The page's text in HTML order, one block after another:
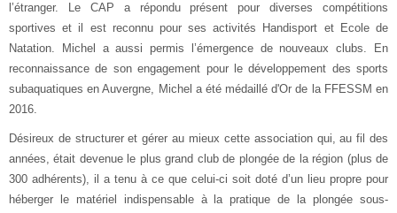
l’étranger. Le CAP a répondu présent pour diverses compétitions
sportives et il est reconnu pour ses activités Handisport et Ecole de
Natation. Michel a aussi permis l’émergence de nouveaux clubs. En
reconnaissance de son engagement pour le développement des sports
subaquatiques en Auvergne, Michel a été médaillé d'Or de la FFESSM en
2016.
Désireux de structurer et gérer au mieux cette association qui, au fil des
années, était devenue le plus grand club de plongée de la région (plus de
300 adhérents), il a tenu à ce que celui-ci soit doté d’un lieu propre pour
héberger le matériel indispensable à la pratique de la plongée sous-